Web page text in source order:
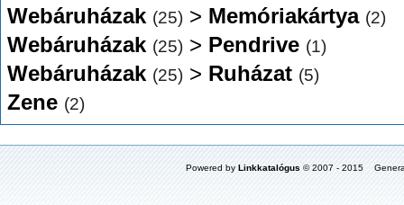
Webáruházak (25) > Memóriakártya (2)
Webáruházak (25) > Pendrive (1)
Webáruházak (25) > Ruházat (5)
Zene (2)
Powered by Linkkatalógus © 2007 - 2015